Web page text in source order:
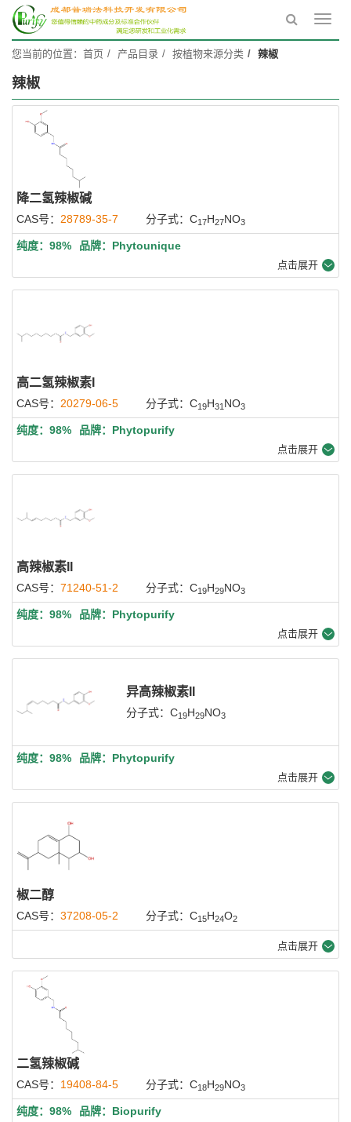
您当前的位置： 首页 产品目录 按植物来源分类 辣椒
辣椒
降二氢辣椒碱
CAS号： 28789-35-7 分子式：C17H27NO3
纯度：98% 品牌：Phytounique
点击展开
高二氢辣椒素I
CAS号： 20279-06-5 分子式：C19H31 NO3
纯度：98% 品牌：Phytopurify
点击展开
高辣椒素II
CAS号： 71240-51-2 分子式：C19H29NO3
纯度：98% 品牌：Phytopurify
点击展开
异高辣椒素II
分子式：C19H29NO3
纯度：98% 品牌：Phytopurify
点击展开
椒二醇
CAS号： 37208-05-2 分子式：C15H24O2
点击展开
二氢辣椒碱
CAS号： 19408-84-5 分子式：C18H29NO3
纯度：98% 品牌：Biopurify